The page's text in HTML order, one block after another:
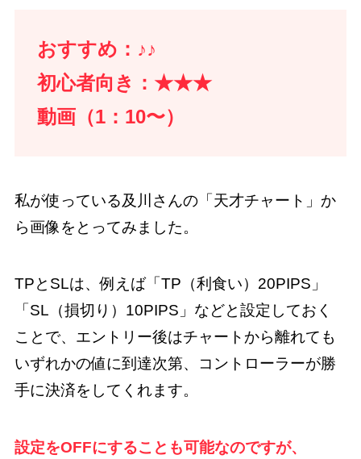
おすすめ：♪♪
初心者向き：★★★
動画（1：10〜）
私が使っている及川さんの「天才チャート」か
ら画像をとってみました。
TPとSLは、例えば「TP（利食い）20PIPS」
「SL（損切り）10PIPS」などと設定しておく
ことで、エントリー後はチャートから離れても
いずれかの値に到達次第、コントローラーが勝
手に決済をしてくれます。
設定をOFFにすることも可能なのですが、